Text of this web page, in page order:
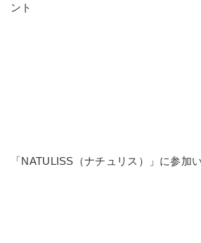
ント
「NATULISS（ナチュリス）」に参加